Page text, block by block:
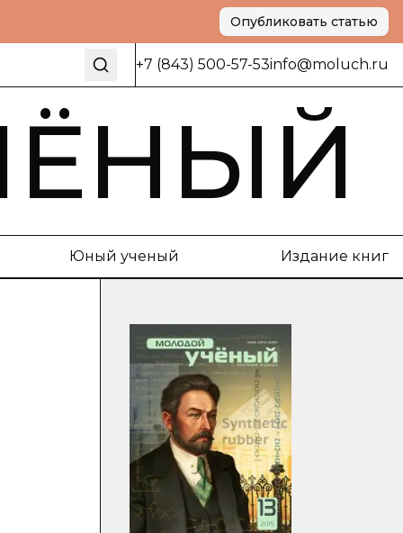
Опубликовать статью
+7 (843) 500-57-53info@moluch.ru
Юный ученый Издание книг